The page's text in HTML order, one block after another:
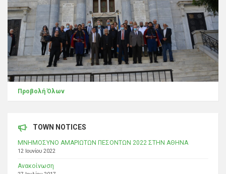
Προβολή Όλων
TOWN NOTICES
ΜΝΗΜΟΣΥΝΟ ΑΜΑΡΙΩΤΩΝ ΠΕΣΟΝΤΩΝ 2022 ΣΤΗΝ ΑΘΗΝΑ
12 Ιουνίου 2022
Ανακοίνωση